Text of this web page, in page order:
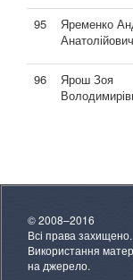
95
Яременко
Анатолійович
96
Ярош Зоя
© 2008–2016
Всі права захищено.
Використання
на джерело.